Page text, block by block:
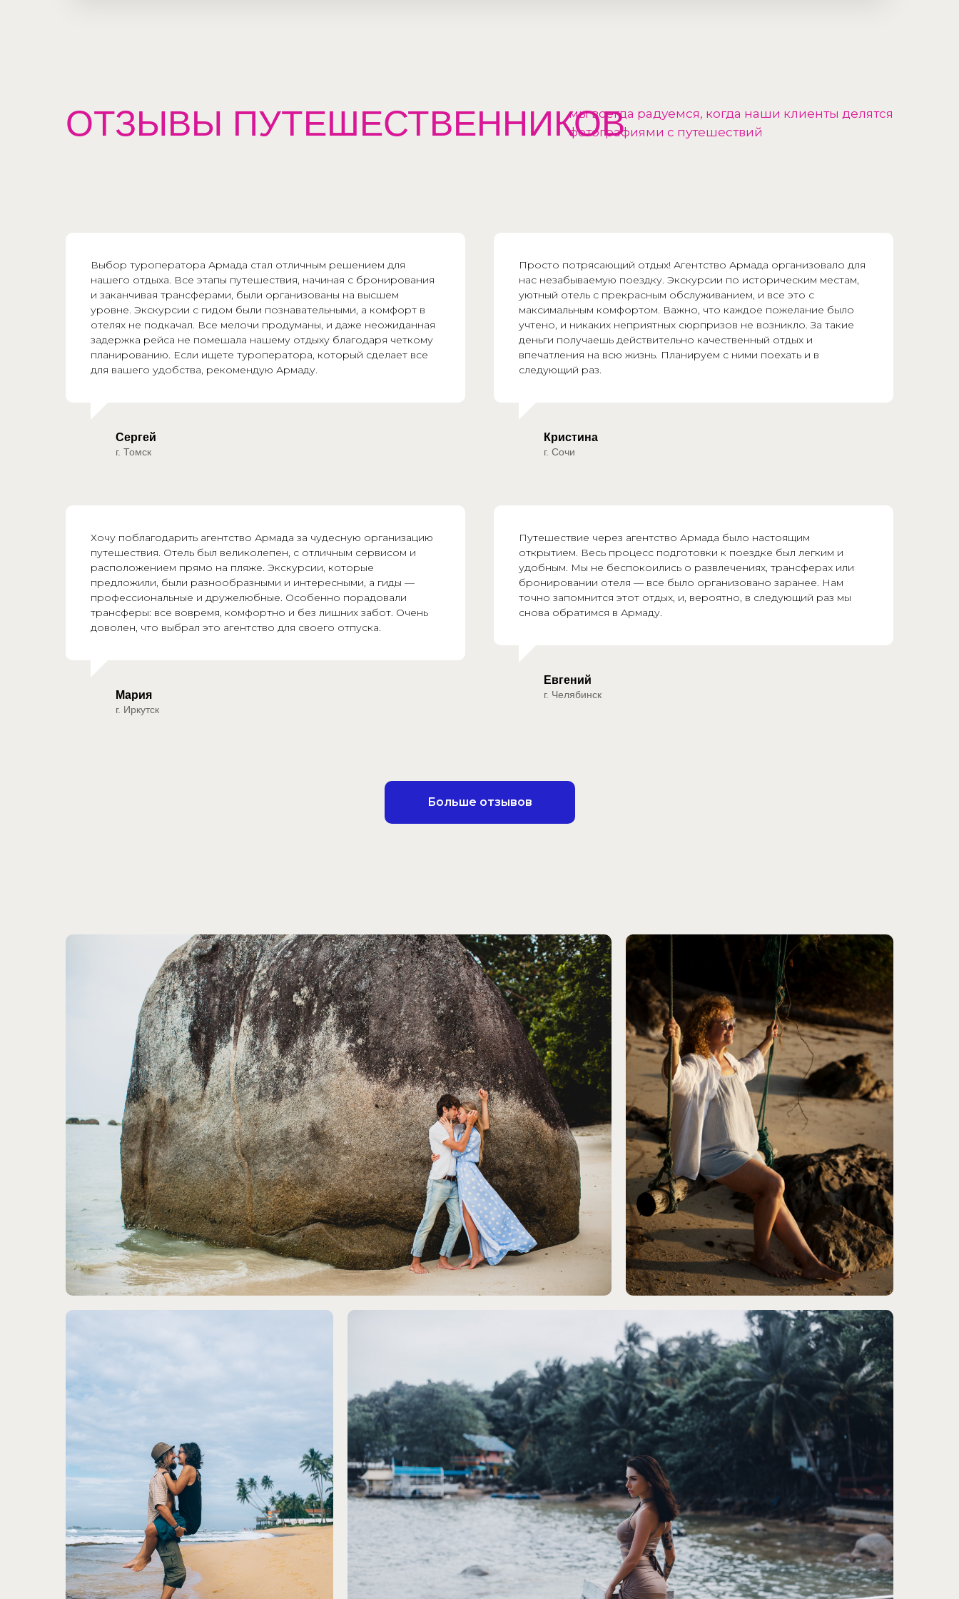
ОТЗЫВЫ ПУТЕШЕСТВЕННИКОВмы всегда радуемся, когда наши клиенты делятся
фотографиями с путешествий
Выбор туроператора Армада стал отличным решением для
нашего отдыха. Все этапы путешествия, начиная с бронирования
и заканчивая трансферами, были организованы на высшем
уровне. Экскурсии с гидом были познавательными, а комфорт в
отелях не подкачал. Все мелочи продуманы, и даже неожиданная
задержка рейса не помешала нашему отдыху благодаря четкому
планированию. Если ищете туроператора, который сделает все
для вашего удобства, рекомендую Армаду.
Сергей
г. Томск
Просто потрясающий отдых! Агентство Армада организовало для
нас незабываемую поездку. Экскурсии по историческим местам,
уютный отель с прекрасным обслуживанием, и все это с
максимальным комфортом. Важно, что каждое пожелание было
учтено, и никаких неприятных сюрпризов не возникло. За такие
деньги получаешь действительно качественный отдых и
впечатления на всю жизнь. Планируем с ними поехать и в
следующий раз.
Кристина
г. Сочи
Хочу поблагодарить агентство Армада за чудесную организацию
путешествия. Отель был великолепен, с отличным сервисом и
расположением прямо на пляже. Экскурсии, которые
предложили, были разнообразными и интересными, а гиды —
профессиональные и дружелюбные. Особенно порадовали
трансферы: все вовремя, комфортно и без лишних забот. Очень
доволен, что выбрал это агентство для своего отпуска.
Мария
г. Иркутск
Путешествие через агентство Армада было настоящим
открытием. Весь процесс подготовки к поездке был легким и
удобным. Мы не беспокоились о развлечениях, трансферах или
бронировании отеля — все было организовано заранее. Нам
точно запомнится этот отдых, и, вероятно, в следующий раз мы
снова обратимся в Армаду.
Евгений
г. Челябинск
Больше отзывов